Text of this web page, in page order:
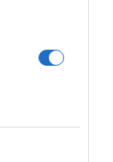
εξ αυτής
τούτο, και,
στην